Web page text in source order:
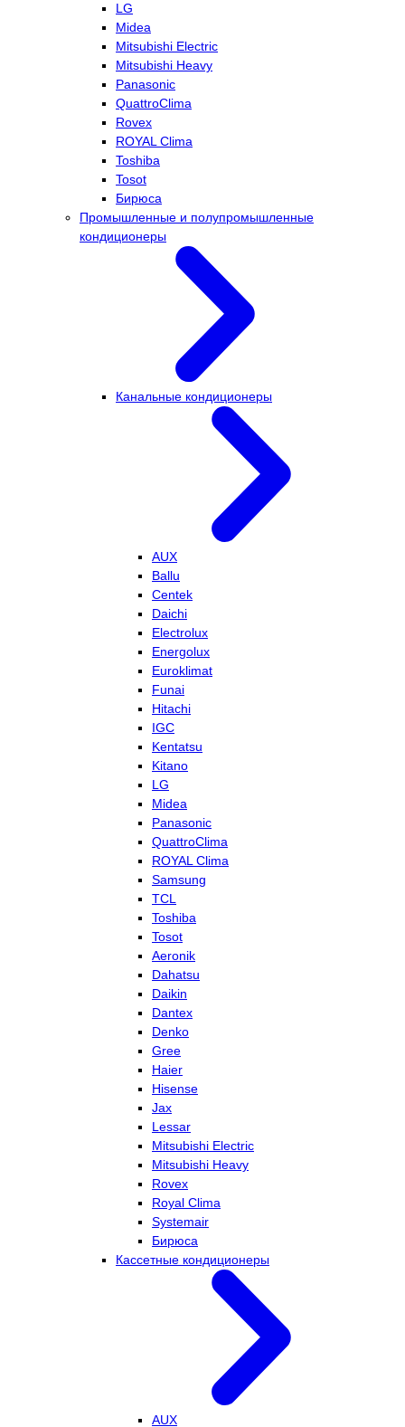
LG
Midea
Mitsubishi Electric
Mitsubishi Heavy
Panasonic
QuattroClima
Rovex
ROYAL Clima
Toshiba
Tosot
Бирюса
Промышленные и полупромышленные
кондиционеры
Канальные кондиционеры
AUX
Ballu
Centek
Daichi
Electrolux
Energolux
Euroklimat
Funai
Hitachi
IGC
Kentatsu
Kitano
LG
Midea
Panasonic
QuattroClima
ROYAL Clima
Samsung
TCL
Toshiba
Tosot
Aeronik
Dahatsu
Daikin
Dantex
Denko
Gree
Haier
Hisense
Jax
Lessar
Mitsubishi Electric
Mitsubishi Heavy
Rovex
Royal Clima
Systemair
Бирюса
Кассетные кондиционеры
AUX